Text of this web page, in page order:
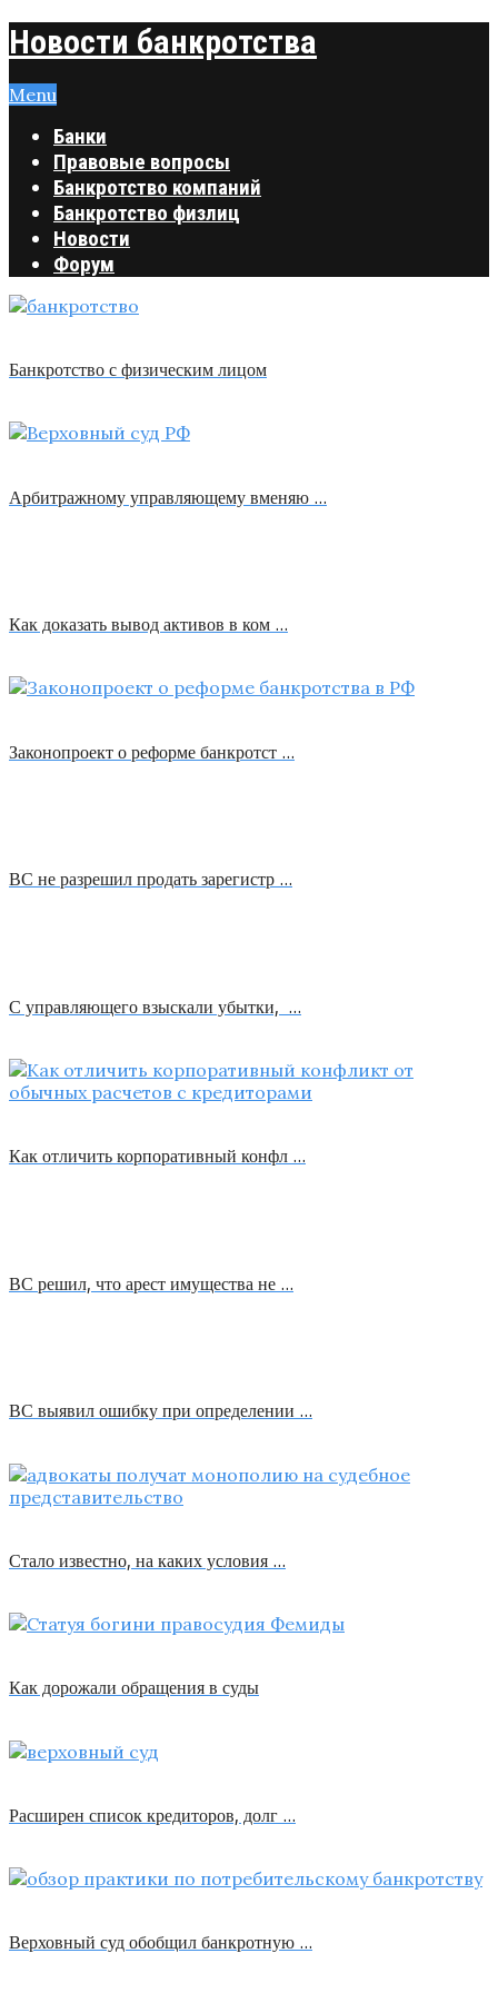
Новости банкротства
Menu
Банки
Правовые вопросы
Банкротство компаний
Банкротство физлиц
Новости
Форум
Банкротство с физическим лицом
Арбитражному управляющему вменяю …
Как доказать вывод активов в ком …
Законопроект о реформе банкротст …
ВС не разрешил продать зарегистр …
С управляющего взыскали убытки, …
Как отличить корпоративный конфл …
ВС решил, что арест имущества не …
ВС выявил ошибку при определении …
Стало известно, на каких условия …
Как дорожали обращения в суды
Расширен список кредиторов, долг …
Верховный суд обобщил банкротную …